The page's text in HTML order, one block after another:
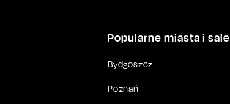
Popularne miasta i sale
Bydgoszcz
Poznań